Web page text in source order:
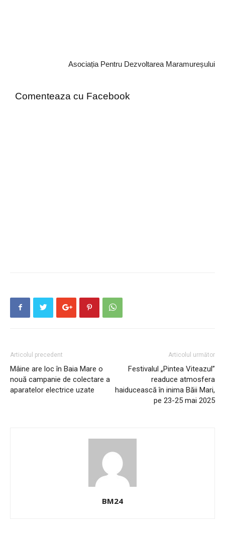
Asociația Pentru Dezvoltarea Maramureșului
Comenteaza cu Facebook
Articolul precedent
Mâine are loc în Baia Mare o
nouă campanie de colectare a
aparatelor electrice uzate
Articolul următor
Festivalul „Pintea Viteazul”
readuce atmosfera
haiducească în inima Băii Mari,
pe 23-25 mai 2025
BM24